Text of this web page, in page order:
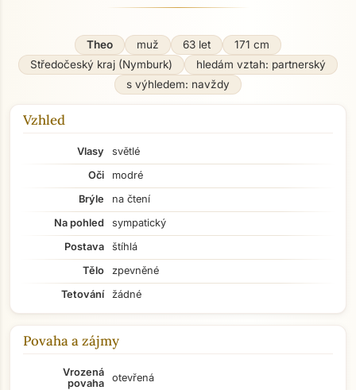
Theo muž 63 let
171 cm
Středočeský kraj (Nymburk)
hledám vztah: partnerský
s výhledem: navždy
Vzhled
Vlasy
světlé
Oči
modré
Brýle
na čtení
Na pohled
sympatický
Postava
štíhlá
Tělo
zpevněné
Tetování
žádné
Povaha a zájmy
Vrozená
povaha
otevřená